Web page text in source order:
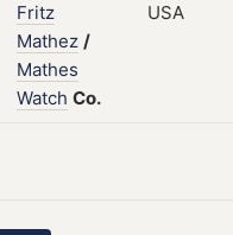
Fritz
Mathez /
Mathes
Watch Co.
USA